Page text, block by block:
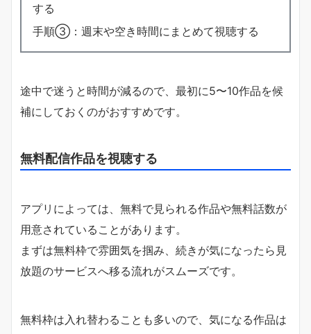
する
手順③：週末や空き時間にまとめて視聴する
途中で迷うと時間が減るので、最初に5〜10作品を候
補にしておくのがおすすめです。
無料配信作品を視聴する
アプリによっては、無料で見られる作品や無料話数が
用意されていることがあります。
まずは無料枠で雰囲気を掴み、続きが気になったら見
放題のサービスへ移る流れがスムーズです。
無料枠は入れ替わることも多いので、気になる作品は